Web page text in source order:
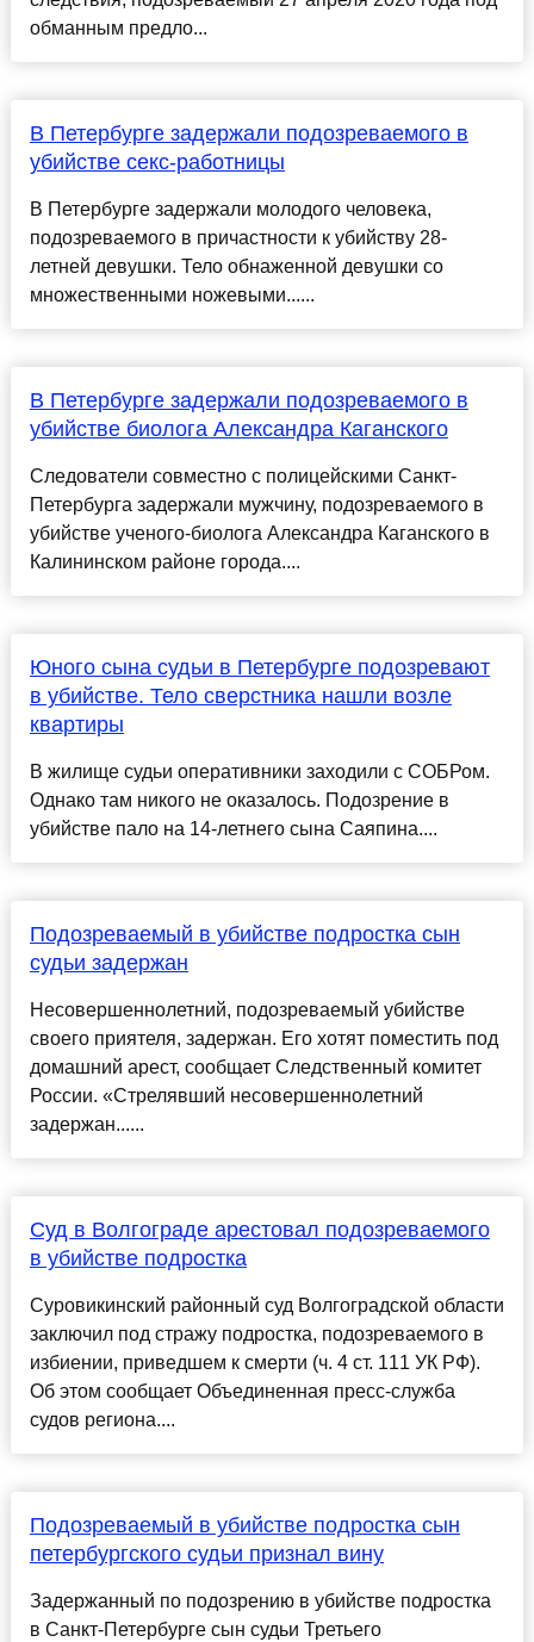
обманным предло...
В Петербурге задержали подозреваемого в
убийстве секс-работницы
В Петербурге задержали молодого человека,
подозреваемого в причастности к убийству 28-
летней девушки. Тело обнаженной девушки со
множественными ножевыми......
В Петербурге задержали подозреваемого в
убийстве биолога Александра Каганского
Следователи совместно с полицейскими Санкт-
Петербурга задержали мужчину, подозреваемого в
убийстве ученого-биолога Александра Каганского в
Калининском районе города....
Юного сына судьи в Петербурге подозревают
в убийстве. Тело сверстника нашли возле
квартиры
В жилище судьи оперативники заходили с СОБРом.
Однако там никого не оказалось. Подозрение в
убийстве пало на 14-летнего сына Саяпина....
Подозреваемый в убийстве подростка сын
судьи задержан
Несовершеннолетний, подозреваемый убийстве
своего приятеля, задержан. Его хотят поместить под
домашний арест, сообщает Следственный комитет
России. «Стрелявший несовершеннолетний
задержан......
Суд в Волгограде арестовал подозреваемого
в убийстве подростка
Суровикинский районный суд Волгоградской области
заключил под стражу подростка, подозреваемого в
избиении, приведшем к смерти (ч. 4 ст. 111 УК РФ).
Об этом сообщает Объединенная пресс-служба
судов региона....
Подозреваемый в убийстве подростка сын
петербургского судьи признал вину
Задержанный по подозрению в убийстве подростка
в Санкт-Петербурге сын судьи Третьего